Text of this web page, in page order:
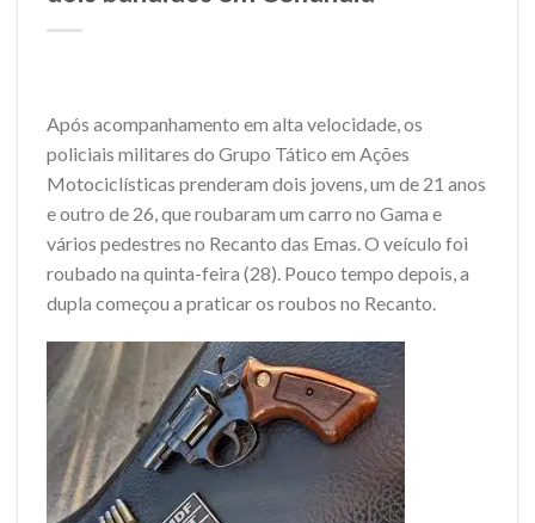
Após acompanhamento em alta velocidade, os
policiais militares do Grupo Tático em Ações
Motociclísticas prenderam dois jovens, um de 21 anos
e outro de 26, que roubaram um carro no Gama e
vários pedestres no Recanto das Emas. O veículo foi
roubado na quinta-feira (28). Pouco tempo depois, a
dupla começou a praticar os roubos no Recanto.